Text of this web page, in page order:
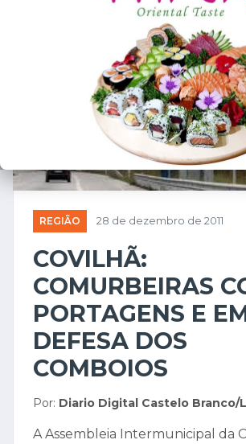
REGIÃO 28 de dezembro de 2011
COVILHÃ:
COMURBEIRAS
PORTAGENS E
DEFESA DOS
COMBOIOS
Por: Diario Digital Castelo Branco/
A Assembleia Intermunicipal da